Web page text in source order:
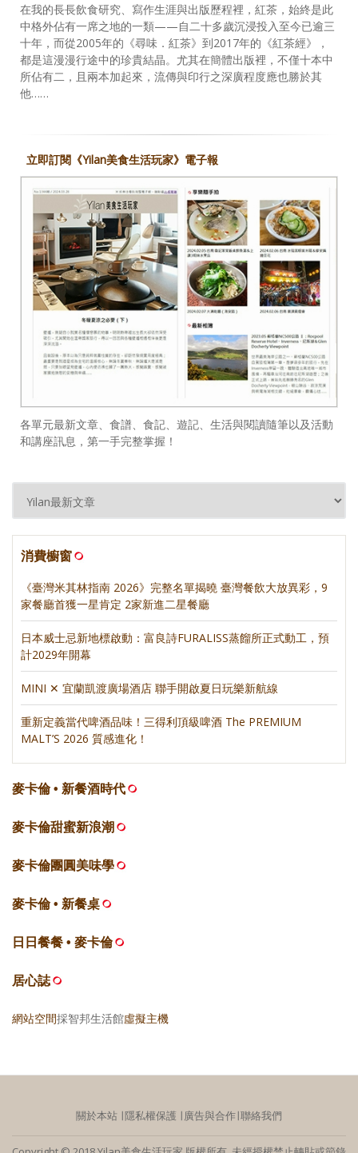
在我的長長飲食研究、寫作生涯與出版歷程裡，紅茶，始終是此
中格外佔有一席之地的一類——自二十多歲沉浸投入至今已逾三
十年，而從2005年的《尋味．紅茶》到2017年的《紅茶經》，
都是這漫漫行途中的珍貴結晶。尤其在簡體出版裡，不僅十本中
所佔有二，且兩本加起來，流傳與印行之深廣程度應也勝於其
他……
立即訂閱《Yilan美食生活玩家》電子報
各單元最新文章、食譜、食記、遊記、生活與閱讀隨筆以及活動
和講座訊息，第一手完整掌握！
消費櫥窗
《臺灣米其林指南 2026》完整名單揭曉 臺灣餐飲大放異彩，9
家餐廳首獲一星肯定 2家新進二星餐廳
日本威士忌新地標啟動：富良詩FURALISS蒸餾所正式動工，預
計2029年開幕
MINI ✕ 宜蘭凱渡廣場酒店 聯手開啟夏日玩樂新航線
重新定義當代啤酒品味！三得利頂級啤酒 The PREMIUM
MALT’S 2026 質感進化！
麥卡倫 • 新餐酒時代
麥卡倫甜蜜新浪潮
麥卡倫團圓美味學
麥卡倫 • 新餐桌
日日餐餐 • 麥卡倫
居心誌
網站空間採智邦生活館虛擬主機
關於本站 ∣隱私權保護 ∣廣告與合作∣聯絡我們